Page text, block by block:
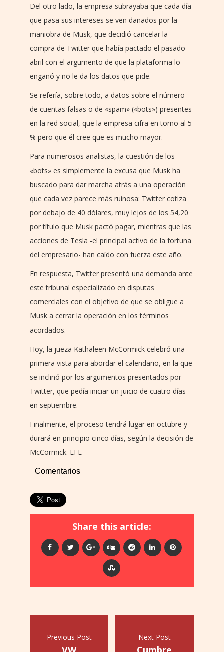
Del otro lado, la empresa subrayaba que cada día
que pasa sus intereses se ven dañados por la
maniobra de Musk, que decidió cancelar la
compra de Twitter que había pactado el pasado
abril con el argumento de que la plataforma lo
engañó y no le da los datos que pide.
Se refería, sobre todo, a datos sobre el número
de cuentas falsas o de «spam» («bots») presentes
en la red social, que la empresa cifra en torno al 5
% pero que él cree que es mucho mayor.
Para numerosos analistas, la cuestión de los
«bots» es simplemente la excusa que Musk ha
buscado para dar marcha atrás a una operación
que cada vez parece más ruinosa: Twitter cotiza
por debajo de 40 dólares, muy lejos de los 54,20
por título que Musk pactó pagar, mientras que las
acciones de Tesla -el principal activo de la fortuna
del empresario- han caído con fuerza este año.
En respuesta, Twitter presentó una demanda ante
este tribunal especializado en disputas
comerciales con el objetivo de que se obligue a
Musk a cerrar la operación en los términos
acordados.
Hoy, la jueza Kathaleen McCormick celebró una
primera vista para abordar el calendario, en la que
se inclinó por los argumentos presentados por
Twitter, que pedía iniciar un juicio de cuatro días
en septiembre.
Finalmente, el proceso tendrá lugar en octubre y
durará en principio cinco días, según la decisión de
McCormick. EFE
Comentarios
Share this article:
Previous Post Next Post